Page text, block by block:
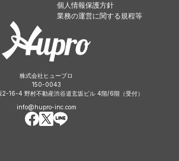
個人情報保護方針
業務の運営に関する規程等
株式会社ヒュープロ
150-0043
2-16-4 野村不動産渋谷道玄坂ビル 4階/6階（受付）
info@hupro-inc.com